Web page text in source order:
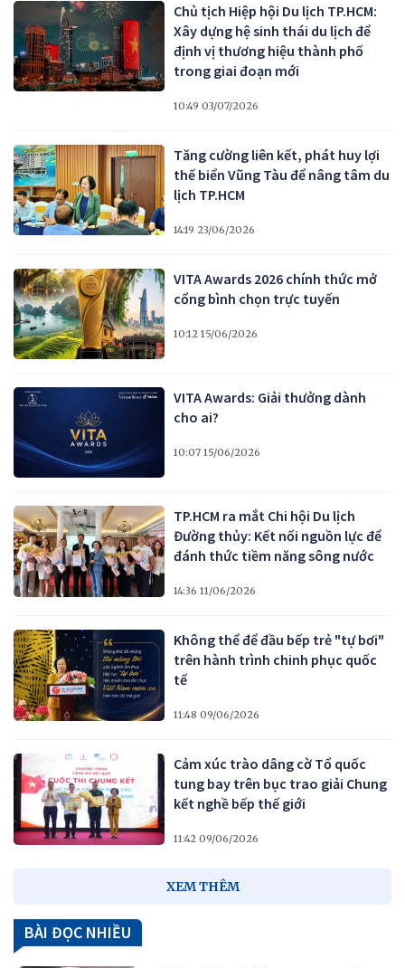
Chủ tịch Hiệp hội Du lịch TP.HCM:
Xây dựng hệ sinh thái du lịch để
định vị thương hiệu thành phố
trong giai đoạn mới
10:49 03/07/2026
Tăng cường liên kết, phát huy lợi
thế biển Vũng Tàu để nâng tâm du
lịch TP.HCM
14:19 23/06/2026
VITA Awards 2026 chính thức mở
cổng bình chọn trực tuyến
10:12 15/06/2026
VITA Awards: Giải thưởng dành
cho ai?
10:07 15/06/2026
TP.HCM ra mắt Chi hội Du lịch
Đường thủy: Kết nối nguồn lực để
đánh thức tiềm năng sông nước
14:36 11/06/2026
Không thể để đầu bếp trẻ "tự bơi"
trên hành trình chinh phục quốc
tế
11:48 09/06/2026
Cảm xúc trào dâng cờ Tổ quốc
tung bay trên bục trao giải Chung
kết nghề bếp thế giới
11:42 09/06/2026
XEM THÊM
BÀI ĐỌC NHIỀU